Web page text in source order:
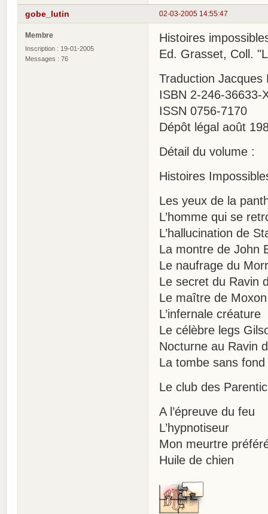
02-03-2005 14:55:47
gobe_lutin
Membre
Inscription : 19-01-2005
Messages : 76
Histoires
Ed. Grasset, Coll.
Traduction Jacques
ISBN 2-246-36633-
ISSN 0756-7170
Dépôt légal août
Détail du volume :
Histoires
Les yeux de la
L’homme qui se
L’hallucination de
La montre de John
Le naufrage du
Le secret du Ravin
Le maître de Moxon
L’infernale créature
Le célèbre legs
Nocturne au Ravin
La tombe sans fond
Le club des
A l’épreuve du feu
L’hypnotiseur
Mon meurtre
Huile de chien